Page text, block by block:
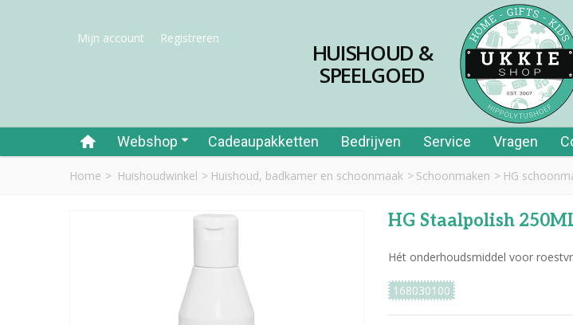
Mijn account Registreren
HUISHOUD &
SPEELGOED
Webshop Cadeaupakketten Bedrijven Service Vragen
Home > Huishoudwinkel > Huishoud, badkamer en schoonmaak > Schoonmaken > HG
HG Staalpolish
Hét onderhoudsmiddel voor
168030100